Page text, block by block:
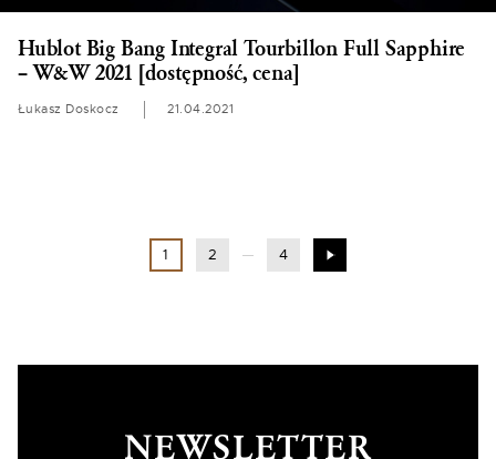
Hublot Big Bang Integral Tourbillon Full Sapphire
– W&W 2021 [dostępność, cena]
Łukasz Doskocz 21.04.2021
1 2 4
NEWSLETTER